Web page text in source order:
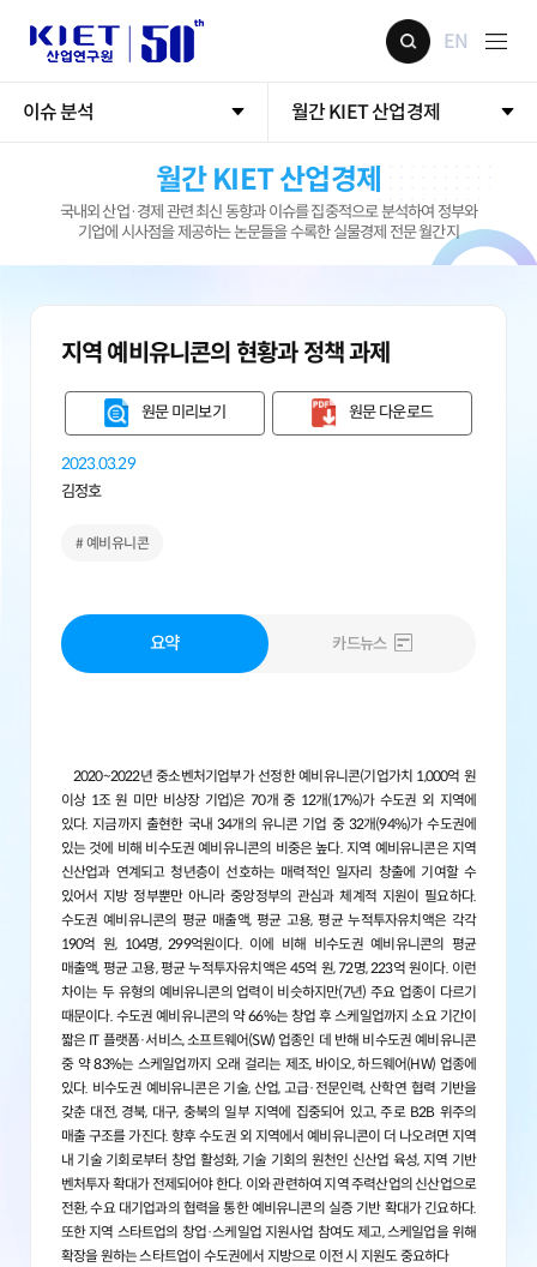
EN
이슈 분석 월간 KIET 산업경제
월간 KIET 산업경제
국내외 산업·경제 관련 최신 동향과 이슈를 집중적으로 분석하여 정부와
기업에 시사점을 제공하는 논문들을 수록한 실물경제 전문 월간지
지역 예비유니콘의 현황과 정책 과제
원문 미리보기 원문 다운로드
2023.03.29
김정호
# 예비유니콘
요약 카드뉴스
2020~2022년 중소벤처기업부가 선정한 예비유니콘(기업가치 1,000억 원
이상 1조 원 미만 비상장 기업)은 70개 중 12개(17%)가 수도권 외 지역에
있다. 지금까지 출현한 국내 34개의 유니콘 기업 중 32개(94%)가 수도권에
있는 것에 비해 비수도권 예비유니콘의 비중은 높다. 지역 예비유니콘은 지역
신산업과 연계되고 청년층이 선호하는 매력적인 일자리 창출에 기여할 수
있어서 지방 정부뿐만 아니라 중앙정부의 관심과 체계적 지원이 필요하다.
수도권 예비유니콘의 평균 매출액, 평균 고용, 평균 누적투자유치액은 각각
190억 원, 104명, 299억원이다. 이에 비해 비수도권 예비유니콘의 평균
매출액, 평균 고용, 평균 누적투자유치액은 45억 원, 72명, 223억 원이다. 이런
차이는 두 유형의 예비유니콘의 업력이 비슷하지만(7년) 주요 업종이 다르기
때문이다. 수도권 예비유니콘의 약 66%는 창업 후 스케일업까지 소요 기간이
짧은 IT 플랫폼·서비스, 소프트웨어(SW) 업종인 데 반해 비수도권 예비유니콘
중 약 83%는 스케일업까지 오래 걸리는 제조, 바이오, 하드웨어(HW) 업종에
있다. 비수도권 예비유니콘은 기술, 산업, 고급·전문인력, 산학연 협력 기반을
갖춘 대전, 경북, 대구, 충북의 일부 지역에 집중되어 있고, 주로 B2B 위주의
매출 구조를 가진다. 향후 수도권 외 지역에서 예비유니콘이 더 나오려면 지역
내 기술 기회로부터 창업 활성화, 기술 기회의 원천인 신산업 육성, 지역 기반
벤처투자 확대가 전제되어야 한다. 이와 관련하여 지역 주력산업의 신산업으로
전환, 수요 대기업과의 협력을 통한 예비유니콘의 실증 기반 확대가 긴요하다.
또한 지역 스타트업의 창업·스케일업 지원사업 참여도 제고, 스케일업을 위해
확장을 원하는 스타트업이 수도권에서 지방으로 이전 시 지원도 중요하다